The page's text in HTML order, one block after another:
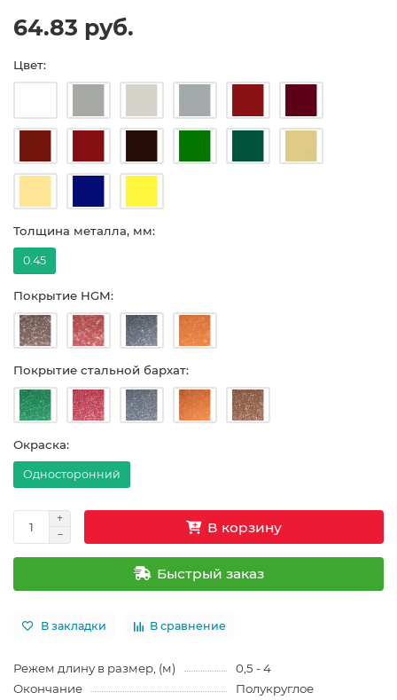
64.83 руб.
Цвет:
Толщина металла, мм:
0.45
Покрытие HGM:
Покрытие стальной бархат:
Окраска:
Односторонний
В корзину
Быстрый заказ
В закладки В сравнение
Режем длину в размер, (м)
0,5 - 4
Окончание
Полукруглое